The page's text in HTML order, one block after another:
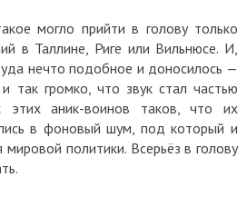
могло прийти в голову только
в Таллине, Риге или Вильнюсе. И,
нечто подобное и доносилось —
так громко, что звук стал частью
этих аник-воинов таков, что их
в фоновый шум, под который и
политики. Всерьёз в голову